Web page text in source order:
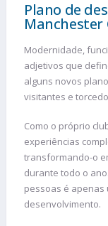
Plano de
Manchester
Modernidade,
adjetivos que
alguns novos
visitantes e
Como o próprio
experiências
transformando-o
durante todo o
pessoas é apenas
desenvolvimento.